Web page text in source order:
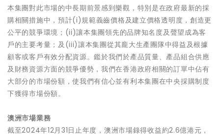
本集團對此市場的中長期前景感到樂觀，特別是在政府最新的採
購相關措施中，預計(i)規範義齒價格及建立價格透明度，創造更
公平的競爭環境；(ii)讓本集團領先的品牌知名度及聲望成為客
戶的主要考量；及(iii)讓本集團從其龐大生產團隊中得益及根據
顧客或客戶有效分配資源。鑑於我們於產品質量、產品組合供應
及財務資源方面的競爭優勢，我們在香港政府相關的訂單中佔有
大部分的市場份額，使我們有信心並有利本集團在中央採購制度
下獲得市場份額。
澳洲市場業務
截至2024年12月31日止年度，澳洲市場錄得收益約2.6億港元，